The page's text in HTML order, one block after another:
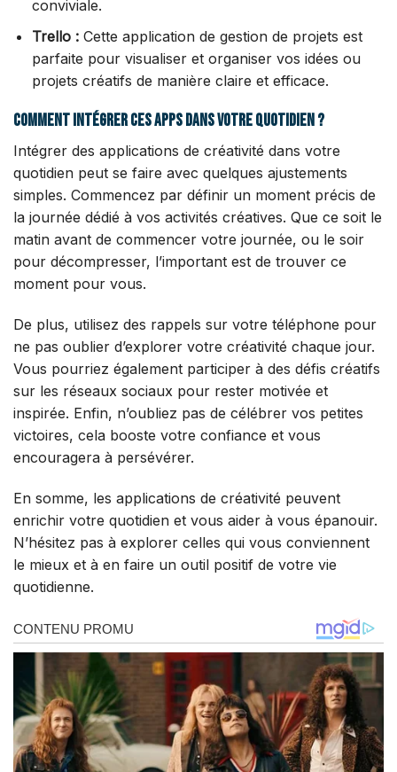
conviviale.
Trello :Cette application de gestion de projets est
parfaite pour visualiser et organiser vos idées ou
projets créatifs de manière claire et efficace.
Comment intégrer ces apps dans votre quotidien ?
Intégrer des applications de créativité dans votre
quotidien peut se faire avec quelques ajustements
simples. Commencez par définir un moment précis de
la journée dédié à vos activités créatives. Que ce soit le
matin avant de commencer votre journée, ou le soir
pour décompresser, l’important est de trouver ce
moment pour vous.
De plus, utilisez des rappels sur votre téléphone pour
ne pas oublier d’explorer votre créativité chaque jour.
Vous pourriez également participer à des défis créatifs
sur les réseaux sociaux pour rester motivée et
inspirée. Enfin, n’oubliez pas de célébrer vos petites
victoires, cela booste votre confiance et vous
encouragera à persévérer.
En somme, les applications de créativité peuvent
enrichir votre quotidien et vous aider à vous épanouir.
N’hésitez pas à explorer celles qui vous conviennent
le mieux et à en faire un outil positif de votre vie
quotidienne.